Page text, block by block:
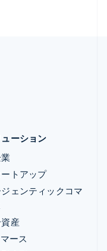
ーション
ートアップ
ェンティックコマ
産
ース